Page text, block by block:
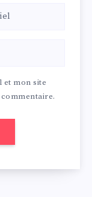
et mon site